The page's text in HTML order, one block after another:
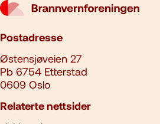
Postadresse
Østensjøveien 27
Pb 6754 Etterstad
0609 Oslo
Relaterte nettsider